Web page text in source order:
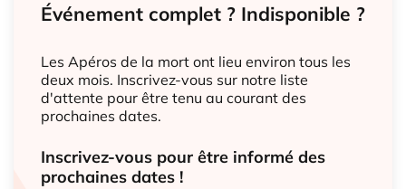
Événement complet ? Indisponible ?
Les Apéros de la mort ont lieu environ tous les
deux mois. Inscrivez-vous sur notre liste
d'attente pour être tenu au courant des
prochaines dates.
Inscrivez-vous pour être informé des
prochaines dates !